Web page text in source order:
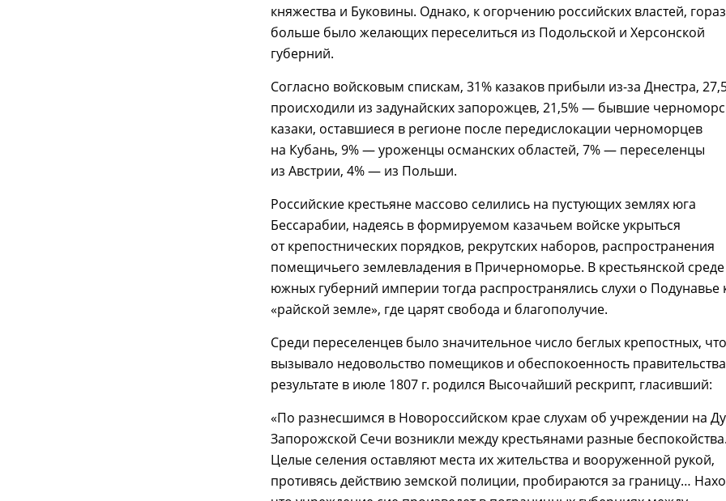
княжества и Буковины. Однако, к огорчению российских властей,
больше было желающих переселиться из Подольской и Херсонской
губерний.
Согласно войсковым спискам, 31% казаков прибыли из-за Днестра,
происходили из задунайских запорожцев, 21,5% — бывшие
казаки, оставшиеся в регионе после передислокации черноморцев
на Кубань, 9% — уроженцы османских областей, 7% — переселенцы
из Австрии, 4% — из Польши.
Российские крестьяне массово селились на пустующих землях юга
Бессарабии, надеясь в формируемом казачьем войске укрыться
от крепостнических порядков, рекрутских наборов, распространения
помещичьего землевладения в Причерноморье. В крестьянской среде
южных губерний империи тогда распространялись слухи о Подунавье
«райской земле», где царят свобода и благополучие.
Среди переселенцев было значительное число беглых крепостных, что
вызывало недовольство помещиков и обеспокоенность
результате в июле 1807 г. родился Высочайший рескрипт, гласивший:
«По разнесшимся в Новороссийском крае слухам об учреждении на
Запорожской Сечи возникли между крестьянами разные
Целые селения оставляют места их жительства и вооруженной рукой,
противясь действию земской полиции, пробираются за границу…